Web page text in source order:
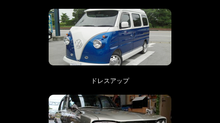
ドレスアップ